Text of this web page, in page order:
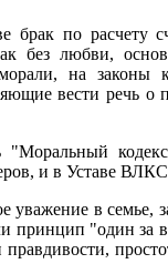
брак по расчету
без любви,
на законы
вести речь о
и в Уставе
в семье,
"один за